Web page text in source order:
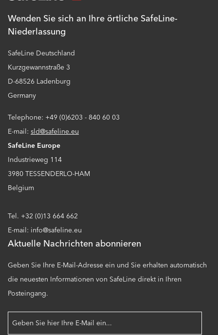
Wenden Sie sich an Ihre örtliche SafeLine-
Niederlassung
SafeLine Deutschland
Kurzgewannstraße 3
D-68526 Ladenburg
Germany
Telephone: +49 (0)6203 - 840 60 03
E-mail: sld@safeline.eu
SafeLine Europe
Industrieweg 114
3980 TESSENDERLO-HAM
Belgium
Tel. +32 (0)13 664 662
E-mail: info@safeline.eu
Aktuelle Nachrichten abonnieren
Geben Sie Ihre E-Mail-Adresse ein und Sie erhalten automatisch
die neuesten Informationen von SafeLine direkt in Ihren
Posteingang.